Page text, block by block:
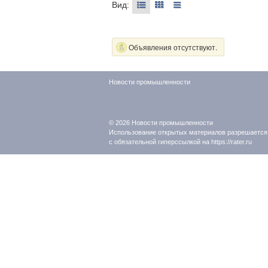
Вид:
Объявления отсутствуют.
Новости промышленности
© 2026 Новости промышленности
Использование открытых материалов разрешается
с обязательной гиперссылкой на https://rater.ru